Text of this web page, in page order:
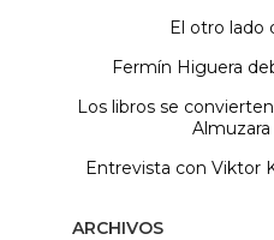
El otro lado
Fermín Higuera
Los libros se
Entrevista con Viktor
ARCHIVOS